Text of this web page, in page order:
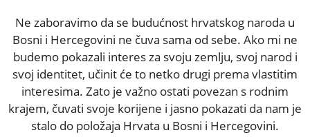
Ne zaboravimo da se budućnost hrvatskog naroda u
Bosni i Hercegovini ne čuva sama od sebe. Ako mi ne
budemo pokazali interes za svoju zemlju, svoj narod i
svoj identitet, učinit će to netko drugi prema vlastitim
interesima. Zato je važno ostati povezan s rodnim
krajem, čuvati svoje korijene i jasno pokazati da nam je
stalo do položaja Hrvata u Bosni i Hercegovini.